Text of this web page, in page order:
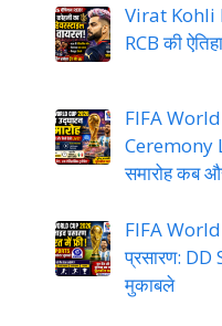
Virat Kohli
RCB की
FIFA
Ceremony
समारोह कब
FIFA World
प्रसारण:
मुकाबले